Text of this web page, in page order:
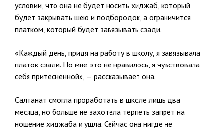
условии, что она не будет носить хиджаб, который
будет закрывать шею и подбородок, а ограничится
платком, который будет завязывать сзади.
«Каждый день, придя на работу в школу, я завязывала
платок сзади. Но мне это не нравилось, я чувствовала
себя притесненной», — рассказывает она.
Салтанат смогла проработать в школе лишь два
месяца, но больше не захотела терпеть запрет на
ношение хиджаба и ушла. Сейчас она нигде не